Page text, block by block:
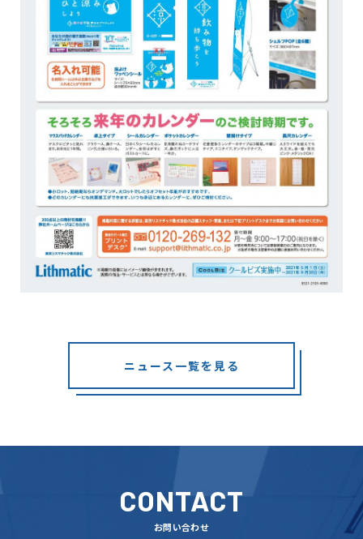
ニュース一覧を見る
CONTACT
お問い合わせ